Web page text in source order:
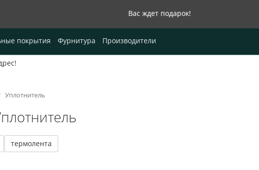
Вас ждет подарок!
покрытия Фурнитура Производители
Уплотнитель
термолента